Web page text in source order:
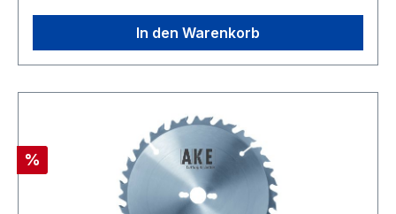
In den Warenkorb
Rabatt
%